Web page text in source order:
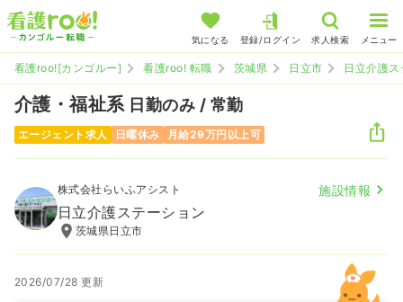
気になる 登録/ログイン 求人検索 メニュー
看護roo![カンゴルー] 看護roo! 転職 茨城県 日立市 日立介護
介護・福祉系 日勤のみ / 常勤
エージェント求人 日曜休み 月給29万円以上可
株式会社らいふアシスト 施設情報
日立介護ステーション
茨城県日立市
2026/07/28 更新